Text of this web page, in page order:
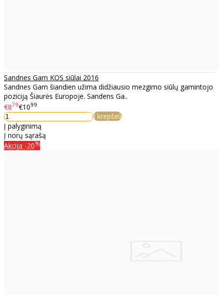
Sandnes Garn KOS siūlai 2016
Sandnes Garn šiandien užima didžiausio mezgimo siūlų gamintojo
poziciją Šiaurės Europoje. Sandens Ga..
€879€1099
Į krepšelį
Į palyginimą
Į norų sąrašą
Akcija -20%